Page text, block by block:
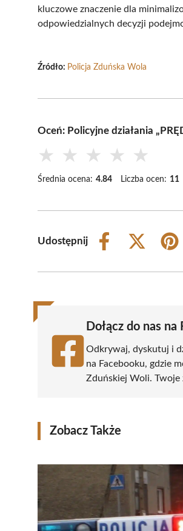
kluczowe znaczenie dla
odpowiedzialnych decyzji
Źródło: Policja Zduńska Wola
Oceń: Policyjne działania
★ ★ ★ ★ ★
Średnia ocena: 4.84 Liczba ocen: 11
Udostępnij
Share
Share
(Twitter)
Dołącz do nas na
Odkrywaj, dyskutuj i
na Facebooku, gdzie
Zduńskiej Woli. Twoje
Zobacz Także